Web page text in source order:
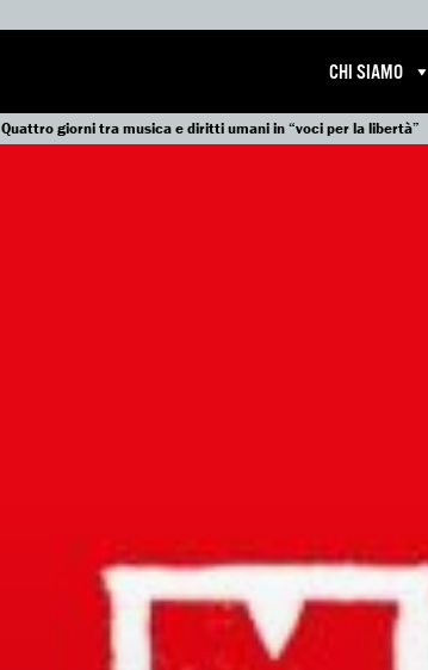
CHI SIAMO
Quattro giorni tra musica e diritti umani in “voci per la libertà”